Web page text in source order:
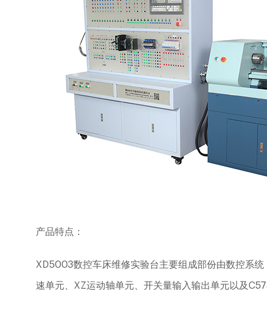
产品特点：
XD5003数控车床维修实验台主要组成部份由数控系统
速单元、 XZ运动轴单元、开关量输入输出单元以及C57